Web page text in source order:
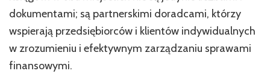
dokumentami; są partnerskimi doradcami, którzy
wspierają przedsiębiorców i klientów indywidualnych
w zrozumieniu i efektywnym zarządzaniu sprawami
finansowymi.